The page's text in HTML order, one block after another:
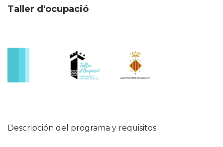
Taller d'ocupació
Descripción del programa y requisitos